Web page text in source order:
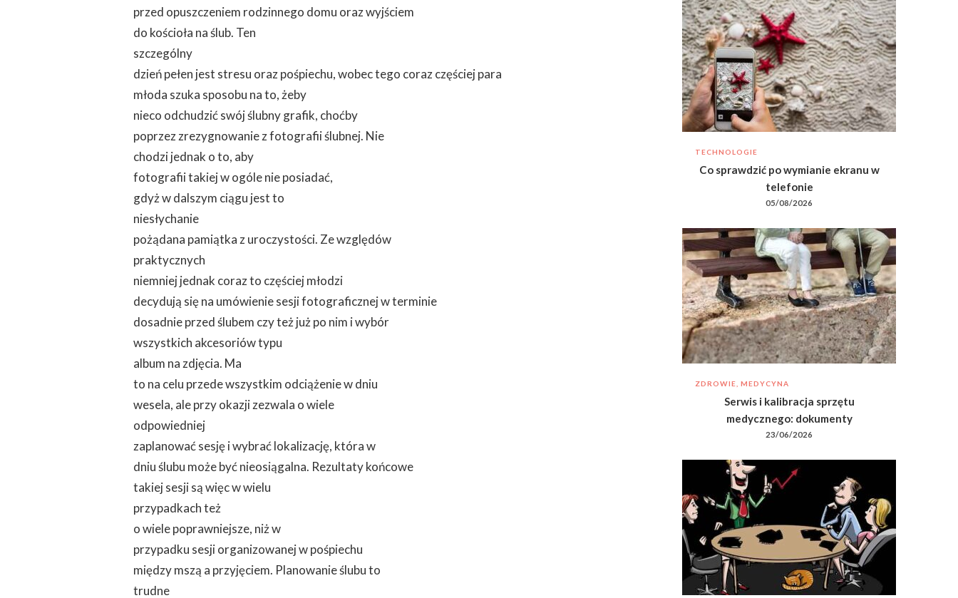
ZDJĘCIA
NAJWAŻNIEJSZE
przed opuszczeniem rodzinnego domu oraz wyjściem
do kościoła na ślub. Ten
szczególny
dzień pełen jest stresu oraz pośpiechu, wobec tego coraz częściej para
młoda szuka sposobu na to, żeby
nieco odchudzić swój ślubny grafik, choćby
poprzez zrezygnowanie z fotografii ślubnej. Nie
chodzi jednak o to, aby
fotografii takiej w ogóle nie posiadać,
gdyż w dalszym ciągu jest to
niesłychanie
pożądana pamiątka z uroczystości. Ze względów
praktycznych
niemniej jednak coraz to częściej młodzi
decydują się na umówienie sesji fotograficznej w terminie
dosadnie przed ślubem czy też już po nim i wybór
wszystkich akcesoriów typu
album na zdjęcia. Ma
to na celu przede wszystkim odciążenie w dniu
wesela, ale przy okazji zezwala o wiele
odpowiedniej
zaplanować sesję i wybrać lokalizację, która w
dniu ślubu może być nieosiągalna. Rezultaty końcowe
takiej sesji są więc w wielu
przypadkach też
o wiele poprawniejsze, niż w
przypadku sesji organizowanej w pośpiechu
między mszą a przyjęciem. Planowanie ślubu to
trudne
TECHNOLOGIE
Co sprawdzić po wymianie ekranu w
telefonie
05/08/2026
ZDROWIE, MEDYCYNA
Serwis i kalibracja sprzętu
medycznego: dokumenty
23/06/2026